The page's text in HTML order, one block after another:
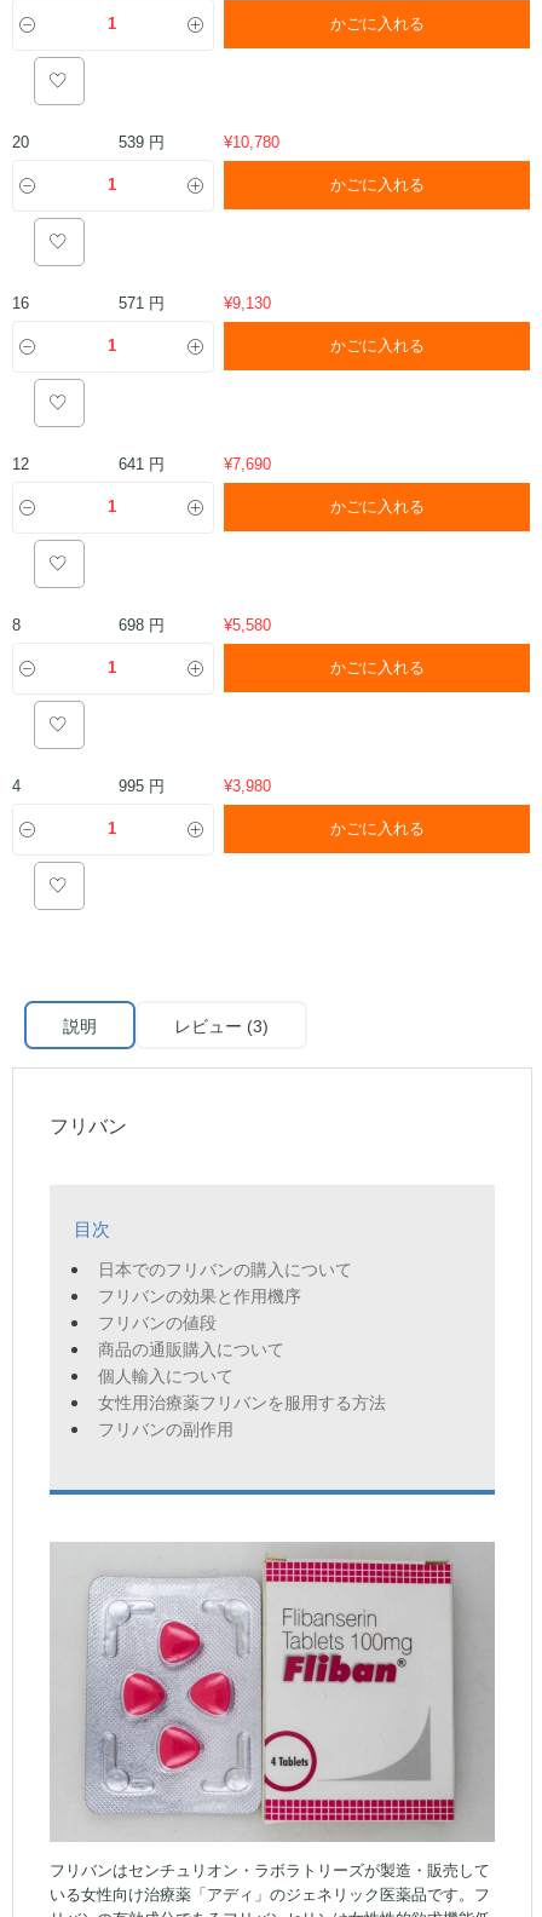
かごに入れる
20 539 円 ¥10,780
かごに入れる
16 571 円 ¥9,130
かごに入れる
12 641 円 ¥7,690
かごに入れる
8 698 円 ¥5,580
かごに入れる
4 995 円 ¥3,980
かごに入れる
説明 レビュー (3)
フリバン
目次
日本でのフリバンの購入について
フリバンの効果と作用機序
フリバンの値段
商品の通販購入について
個人輸入について
女性用治療薬フリバンを服用する方法
フリバンの副作用
フリバンはセンチュリオン・ラボラトリーズが製造・販売して
いる女性向け治療薬「アディ」のジェネリック医薬品です。フ